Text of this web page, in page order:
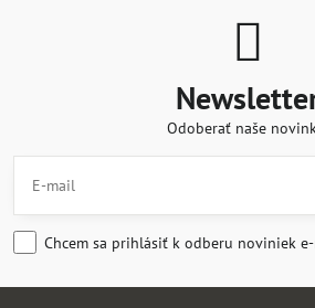
Odoberať naše
Chcem sa prihlásiť k odberu noviniek